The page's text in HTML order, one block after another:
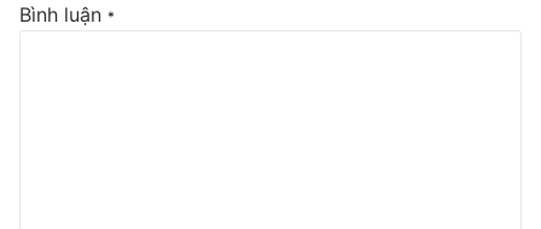
Bình luận *